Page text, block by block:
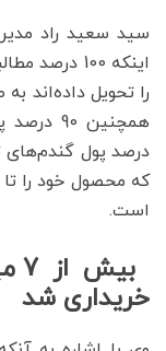
سید سعید راد
اینکه 100
را تحویل داده‌اند
که محصول خود را تا
است.
خریداری شد